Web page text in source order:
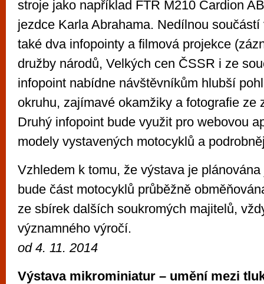
stroje jako například FTR M210 Cardion
jezdce Karla Abrahama. Nedílnou
také dva infopointy a filmová projekce
družby národů, Velkých cen ČSSR i ze
infopoint nabídne návštěvníkům hlubší
okruhu, zajímavé okamžiky a fotografie ze
Druhý infopoint bude využit pro webovou
modely vystavených motocyklů a
Vzhledem k tomu, že výstava je
bude část motocyklů průběžně
ze sbírek dalších soukromých majitelů,
významného výročí.
od4. 11. 2014
Výstava mikrominiatur – umění mezi